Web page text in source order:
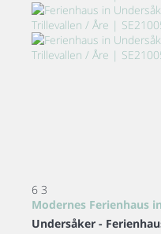
6 3
Modernes Ferienhaus
Undersåker -